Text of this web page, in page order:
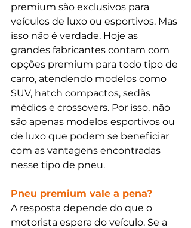
premium são exclusivos para
veículos de luxo ou esportivos. Mas
isso não é verdade. Hoje as
grandes fabricantes contam com
opções premium para todo tipo de
carro, atendendo modelos como
SUV, hatch compactos, sedãs
médios e crossovers. Por isso, não
são apenas modelos esportivos ou
de luxo que podem se beneficiar
com as vantagens encontradas
nesse tipo de pneu.
Pneu premium vale a pena?
A resposta depende do que o
motorista espera do veículo. Se a